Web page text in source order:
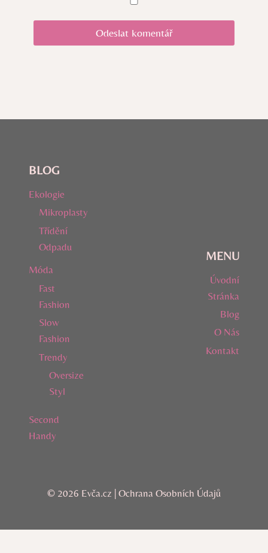
BLOG
Ekologie
Mikroplasty
Třídění
Odpadu
Móda
Fast
Fashion
Slow
Fashion
Trendy
Oversize
Styl
Second
Handy
MENU
Úvodní
Stránka
Blog
O Nás
Kontakt
© 2026 Evča.cz | Ochrana Osobních Údajů